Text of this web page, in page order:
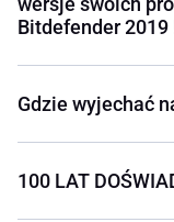
Bitdefender 2019
Gdzie wyjechać
100 LAT